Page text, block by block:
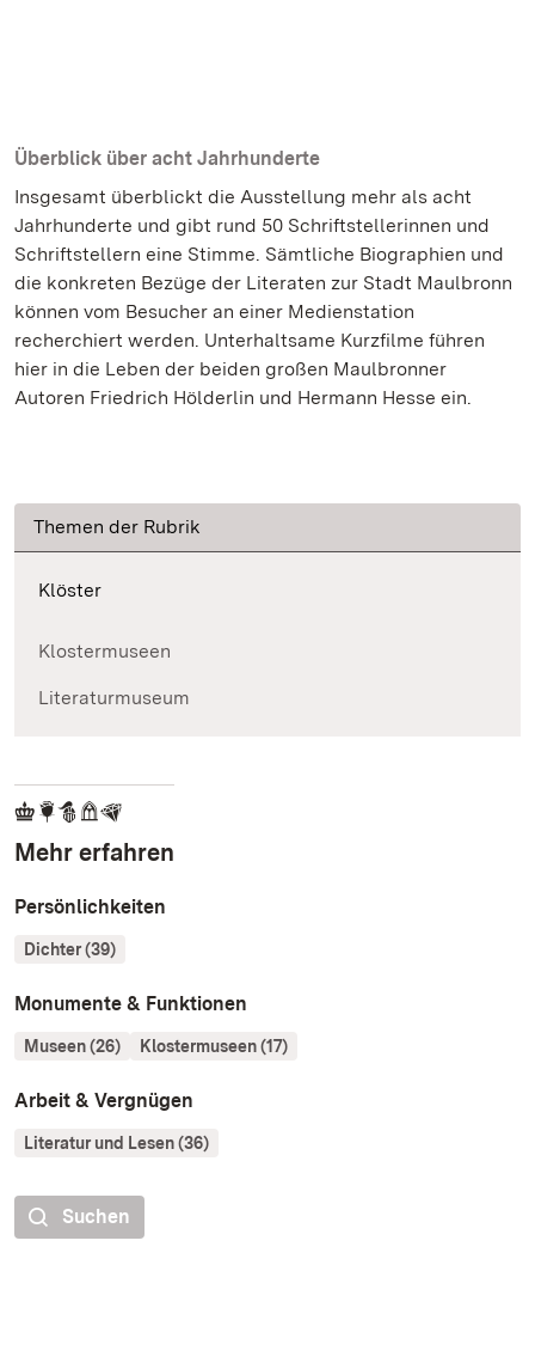
Überblick über acht Jahrhunderte
Insgesamt überblickt die Ausstellung mehr als acht
Jahrhunderte und gibt rund 50 Schriftstellerinnen und
Schriftstellern eine Stimme. Sämtliche Biographien und
die konkreten Bezüge der Literaten zur Stadt Maulbronn
können vom Besucher an einer Medienstation
recherchiert werden. Unterhaltsame Kurzfilme führen
hier in die Leben der beiden großen Maulbronner
Autoren Friedrich Hölderlin und Hermann Hesse ein.
Themen der Rubrik
Klöster
Klostermuseen
Literaturmuseum
Mehr erfahren
Persönlichkeiten
Dichter (39)
Monumente & Funktionen
Museen (26) Klostermuseen (17)
Arbeit & Vergnügen
Literatur und Lesen (36)
Suchen